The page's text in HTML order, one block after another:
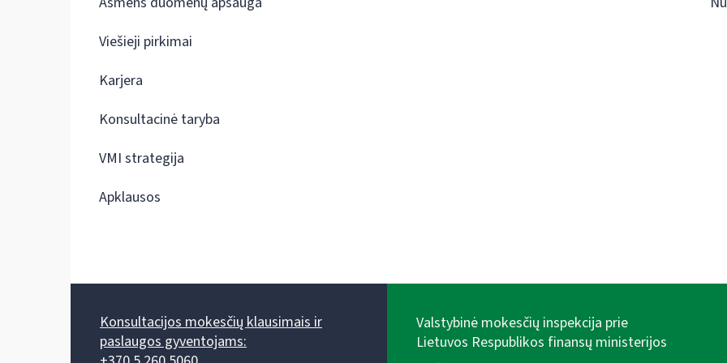
Viešieji pirkimai
Karjera
Konsultacinė taryba
VMI strategija
Apklausos
Konsultacijos mokesčių klausimais ir
paslaugos gyventojams:
Valstybinė mokesčių inspekcija prie
Lietuvos Respublikos finansų ministerijos